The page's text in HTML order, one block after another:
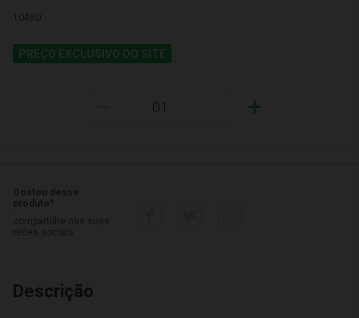
10480
PREÇO EXCLUSIVO DO SITE
+
Descrição